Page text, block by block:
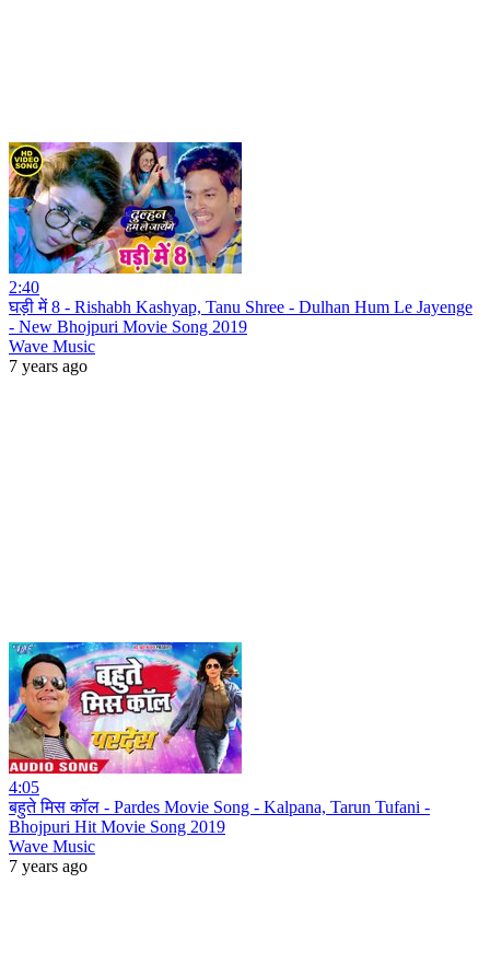
2:40
घड़ी में 8 - Rishabh Kashyap, Tanu Shree - Dulhan Hum Le Jayenge
- New Bhojpuri Movie Song 2019
Wave Music
7 years ago
4:05
बहुते मिस कॉल - Pardes Movie Song - Kalpana, Tarun Tufani -
Bhojpuri Hit Movie Song 2019
Wave Music
7 years ago